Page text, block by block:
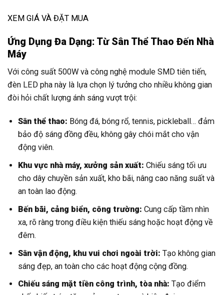
XEM GIÁ VÀ ĐẶT MUA
Ứng Dụng Đa Dạng: Từ Sân Thể Thao Đến Nhà
Máy
Với công suất 500W và công nghệ module SMD tiên tiến,
đèn LED pha này là lựa chọn lý tưởng cho nhiều không gian
đòi hỏi chất lượng ánh sáng vượt trội:
Sân thể thao: Bóng đá, bóng rổ, tennis, pickleball… đảm
bảo độ sáng đồng đều, không gây chói mắt cho vận
động viên.
Khu vực nhà máy, xưởng sản xuất: Chiếu sáng tối ưu
cho dây chuyền sản xuất, kho bãi, nâng cao năng suất và
an toàn lao động.
Bến bãi, cảng biển, công trường: Cung cấp tầm nhìn
xa, rõ ràng trong điều kiện thiếu sáng hoặc hoạt động về
đêm.
Sân vận động, khu vui chơi ngoài trời: Tạo không gian
sáng đẹp, an toàn cho các hoạt động cộng đồng.
Chiếu sáng mặt tiền công trình, tòa nhà: Tạo điểm